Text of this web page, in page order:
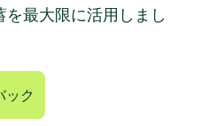
を最大限に活用しまし
ック